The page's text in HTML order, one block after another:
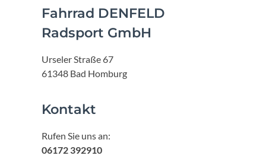
Fahrrad DENFELD
Radsport GmbH
Urseler Straße 67
61348 Bad Homburg
Kontakt
Rufen Sie uns an:
06172 392910